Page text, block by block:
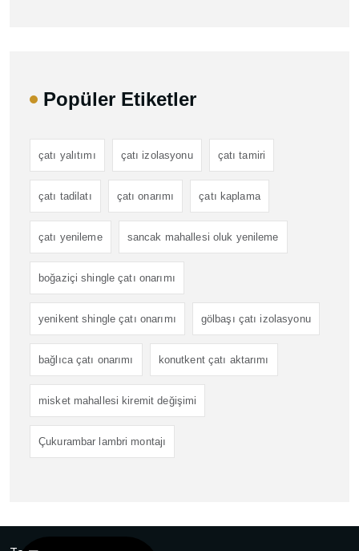
Popüler Etiketler
çatı yalıtımı çatı izolasyonu çatı tamiri
çatı tadilatı çatı onarımı çatı kaplama
çatı yenileme sancak mahallesi oluk yenileme
boğaziçi shingle çatı onarımı
yenikent shingle çatı onarımı gölbaşı çatı izolasyonu
bağlıca çatı onarımı konutkent çatı aktarımı
misket mahallesi kiremit değişimi
Çukurambar lambri montajı